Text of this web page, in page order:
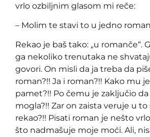
vrlo ozbiljnim glasom mi reče:
– Molim te stavi to u jedno
Rekao je baš tako: „u romanče“.
ga nekoliko trenutaka ne
govori. On misli da ja treba da
roman?!! Ja i roman?!! Kako mu
pamet?!! Po čemu je zaključio
mogla?!! Zar on zaista veruje u to
rekao?!! Pisati roman je nešto
što nadmašuje moje moći. Ali,